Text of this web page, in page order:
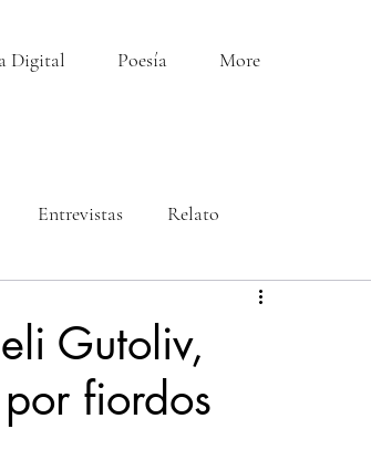
Digital Poesía More
Entrevistas Relato
Gutoliv,
fiordos